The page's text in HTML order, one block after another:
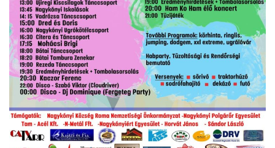
VAGYONNYILATKOZATA – 2026. ÉV